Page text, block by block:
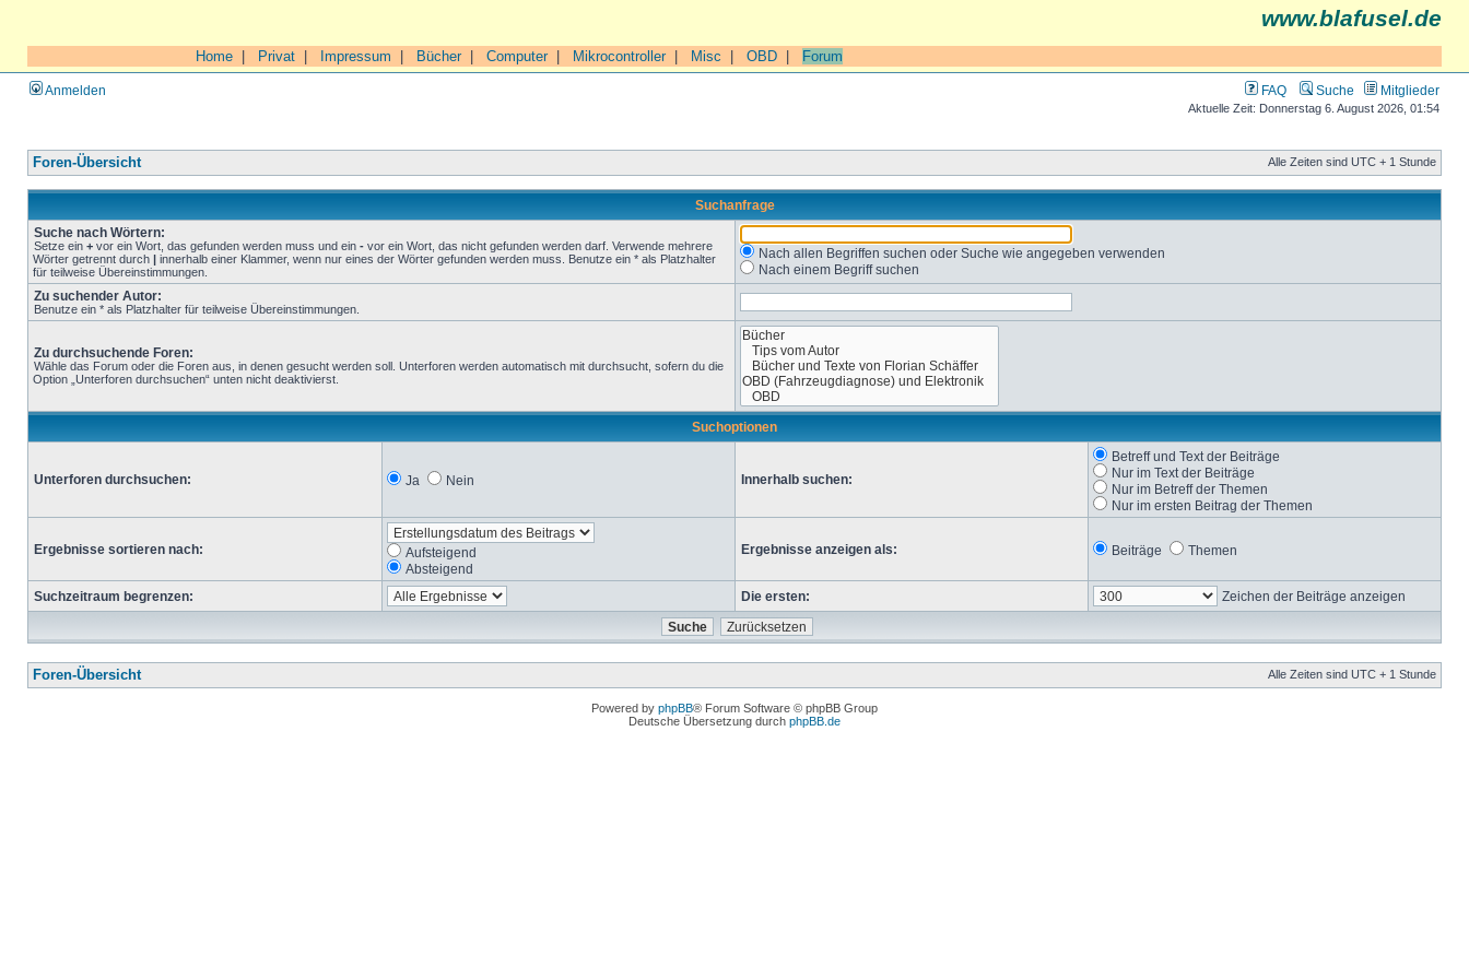
www.blafusel.de
Home Privat Impressum Bücher| Computer| Mikrocontroller| Misc OBD Forum
Anmelden FAQ Suche Mitglieder
Aktuelle Zeit: Donnerstag 6. August 2026, 01:54
Foren-Übersicht Alle Zeiten sind UTC + 1 Stunde
Suchanfrage
Suche nach Wörtern:
Setze ein + vor ein Wort, das gefunden werden muss und ein - vor ein Wort, das nicht gefunden werden darf. Verwende mehrere
Wörter getrennt durch | innerhalb einer Klammer, wenn nur eines der Wörter gefunden werden muss. Benutze ein * als Platzhalter
für teilweise Übereinstimmungen.
Nach allen Begriffen suchen oder Suche wie angegeben verwenden
Nach einem Begriff suchen
Zu suchender Autor:
Benutze ein * als Platzhalter für teilweise Übereinstimmungen.
Zu durchsuchende Foren:
Wähle das Forum oder die Foren aus, in denen gesucht werden soll. Unterforen werden automatisch mit durchsucht, sofern du die
Option „Unterforen durchsuchen“ unten nicht deaktivierst.
Suchoptionen
Unterforen durchsuchen: Ja Nein Innerhalb suchen:
Betreff und Text der Beiträge
Nur im Text der Beiträge
Nur im Betreff der Themen
Nur im ersten Beitrag der Themen
Ergebnisse sortieren nach:
Aufsteigend
Absteigend
Ergebnisse anzeigen als: Beiträge Themen
Suchzeitraum begrenzen: Die ersten: Zeichen der Beiträge anzeigen
Foren-Übersicht Alle Zeiten sind UTC + 1 Stunde
Powered by phpBB® Forum Software © phpBB Group
Deutsche Übersetzung durch phpBB.de